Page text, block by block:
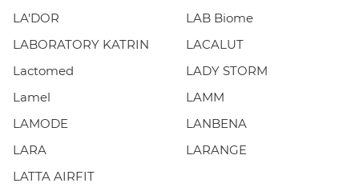
LA'DOR
LAB Biome
LABORATORY KATRIN
LACALUT
Lactomed
LADY STORM
Lamel
LAMM
LAMODE
LANBENA
LARA
LARANGE
LATTA AIRFIT